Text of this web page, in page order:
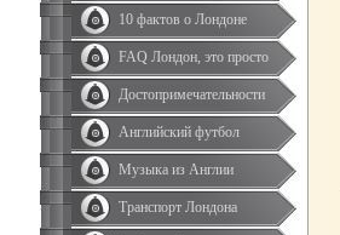
10 фактов о Лондоне
FAQ Лондон, это просто
Достопримечательности
Английский футбол
Музыка из Англии
Транспорт Лондона